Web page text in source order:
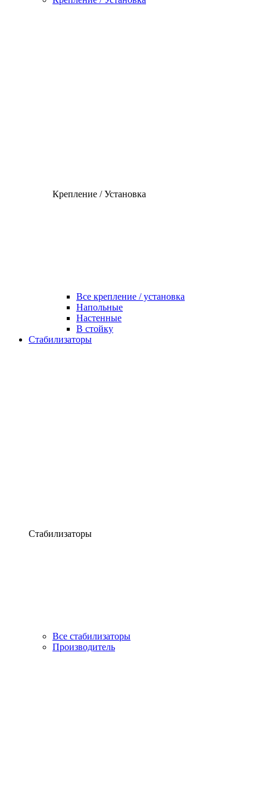
Крепление / Установка
Все крепление / установка
Напольные
Настенные
В стойку
Стабилизаторы
Стабилизаторы
Все стабилизаторы
Производитель